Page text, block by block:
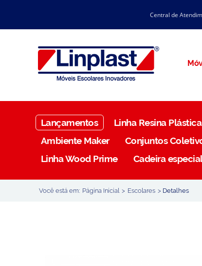
Central de
Lançamentos Linha Resina Plástica
Ambiente Maker
Conjuntos
Linha Wood Prime
Cadeira
Você está em: Página Inicial > Escolares > Detalhes
Linha Resina Plástica
Universitária
Armários / Nichos
Conjuntos Coletivos
SOBRE A EMPRESA